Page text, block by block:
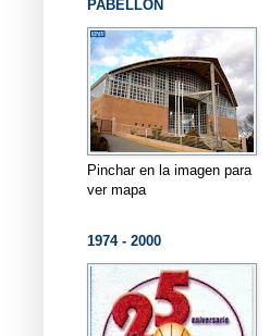
PABELLÓN
Pinchar en la imagen para
ver mapa
1974 - 2000